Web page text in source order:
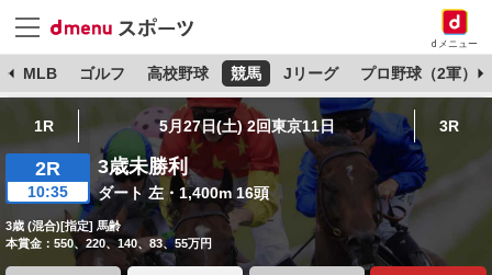
dメニュー
MLB ゴルフ 高校野球 競馬 Jリーグ プロ野球（2軍）
1R 5月27日(土) 2回東京11日 3R
2R
10:35
3歳未勝利
ダート 左・1,400m 16頭
3歳 (混合)[指定] 馬齢
本賞金：550、220、140、83、55万円